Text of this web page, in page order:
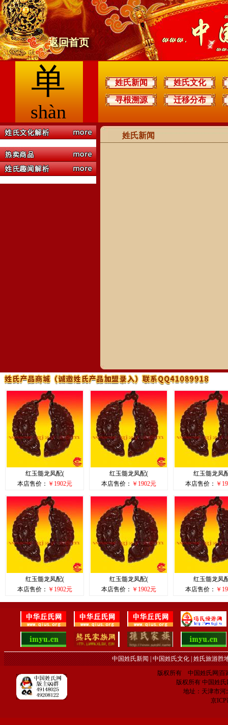
返回首页
单
shàn
姓氏新闻
姓氏文化
寻根溯源
迁移分布
姓氏新闻
红玉髓龙凤配(
本店售价： ￥1902元
红玉髓龙凤配(
本店售价： ￥1902元
红玉髓龙凤
本店售价： ￥
红玉髓龙凤配(
本店售价： ￥1902元
红玉髓龙凤配(
本店售价： ￥1902元
红玉髓龙凤
本店售价： ￥
中国姓氏新闻|中国姓氏文化|姓氏旅游胜
版权所有 中国姓氏网|百
版权所有 中国姓氏
地址：天津市河
京ICP